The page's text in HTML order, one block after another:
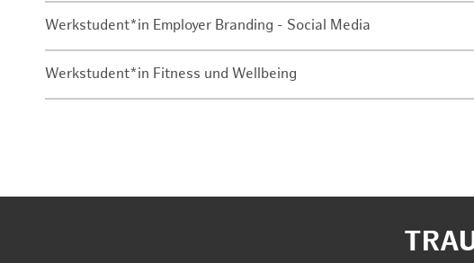
Werkstudent*in Employer Branding - Social Media
Werkstudent*in Fitness und Wellbeing